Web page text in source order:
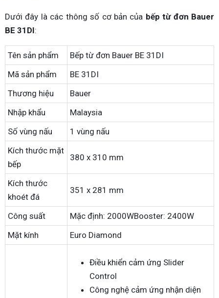
Dưới đây là các thông số cơ bản của bếp từ đơn Bauer
BE 31DI:
Tên sản phẩm
Bếp từ đơn Bauer BE 31DI
Mã sản phẩm
BE 31DI
Thương hiệu
Bauer
Nhập khẩu
Malaysia
Số vùng nấu
1 vùng nấu
Kích thước mặt
bếp
380 x 310 mm
Kích thước
khoét đá
351 x 281 mm
Công suất
Mặc định: 2000WBooster: 2400W
Mặt kính
Euro Diamond
Điều khiển cảm ứng Slider
Control
Công nghệ cảm ứng nhận diện